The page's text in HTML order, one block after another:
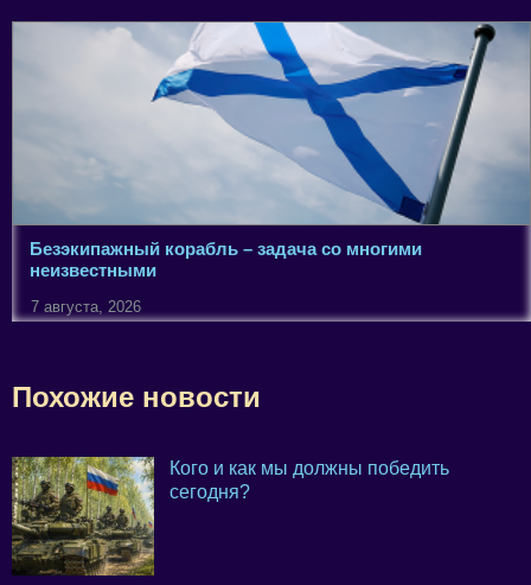
Безэкипажный корабль – задача со многими
неизвестными
7 августа, 2026
Похожие новости
Кого и как мы должны победить
сегодня?